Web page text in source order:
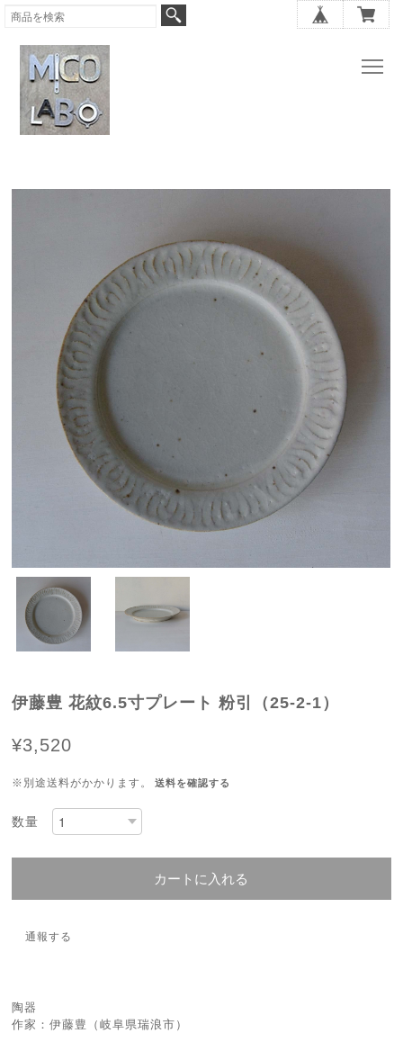
伊藤豊 花紋6.5寸プレート 粉引（25-2-1）
¥3,520
※別途送料がかかります。 送料を確認する
数量
カートに入れる
通報する
陶器
作家：伊藤豊（岐阜県瑞浪市）